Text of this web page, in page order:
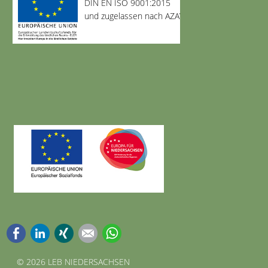
DIN EN ISO 9001:2015
und zugelassen nach AZAV
FacebookLinkedInXing E-mail
© 2026 LEB NIEDERSACHSEN